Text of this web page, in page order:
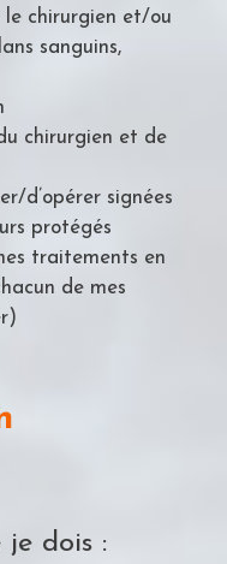
le chirurgien et/ou
sanguins,
chirurgien et de
d’opérer signées
protégés
traitements en
de mes
dois :